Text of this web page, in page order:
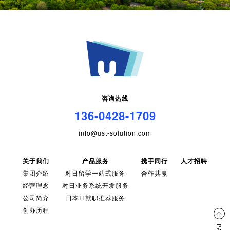
咨询热线
136-0428-1709
info@ust-solution.com
关于我们
集团介绍
经营理念
公司简介
创办历程
产品服务
对日留学一站式服务
对日业务系统开发服务
日本IT就职推荐服务
携手同行
合作共赢
人才招聘